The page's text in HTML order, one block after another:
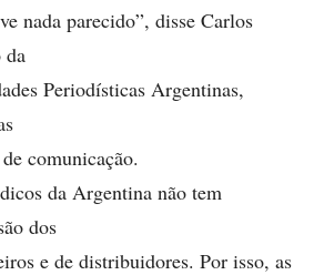
nada parecido”, disse Carlos
da
Periodísticas Argentinas,
comunicação.
da Argentina não tem
dos
e de distribuidores. Por isso, as